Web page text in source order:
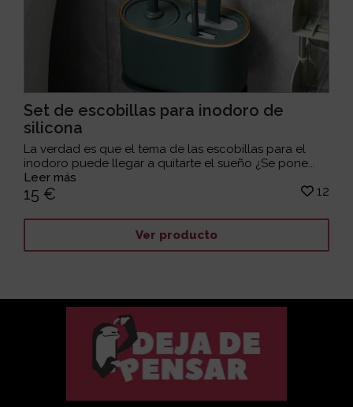
Set de escobillas para inodoro de
silicona
La verdad es que el tema de las escobillas para el
inodoro puede llegar a quitarte el sueño ¿Se pone...
Leer más
15 € 12
Ver producto